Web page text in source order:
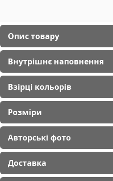
Опис товару
Внутрішнє наповнення
Взірці кольорів
Розміри
Авторські фото
Доставка